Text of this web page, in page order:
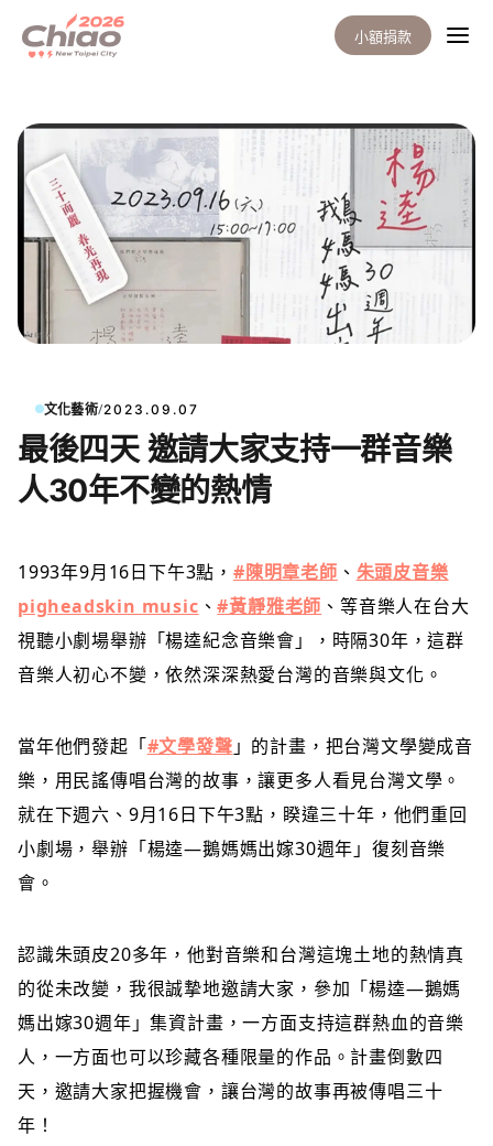
小額捐款
文化藝術/2023.09.07
最後四天 邀請大家支持一群音樂
人30年不變的熱情
1993年9月16日下午3點， #陳明章老師 、 朱頭皮音樂
pigheadskin music 、#黃靜雅老師 、等音樂人在台大
視聽小劇場舉辦「楊逵紀念音樂會」，時隔30年，這群
音樂人初心不變，依然深深熱愛台灣的音樂與文化。
當年他們發起「#文學發聲 」的計畫，把台灣文學變成音
樂，用民謠傳唱台灣的故事，讓更多人看見台灣文學。
就在下週六、9月16日下午3點，睽違三十年，他們重回
小劇場，舉辦「楊逵—鵝媽媽出嫁30週年」復刻音樂
會。
認識朱頭皮20多年，他對音樂和台灣這塊土地的熱情真
的從未改變，我很誠摯地邀請大家，參加「楊逵—鵝媽
媽出嫁30週年」集資計畫，一方面支持這群熱血的音樂
人，一方面也可以珍藏各種限量的作品。計畫倒數四
天，邀請大家把握機會，讓台灣的故事再被傳唱三十
年！